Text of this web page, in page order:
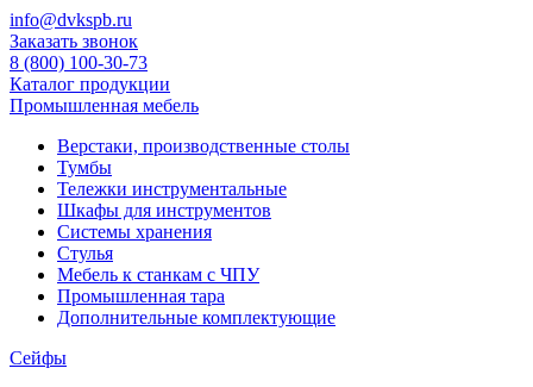
info@dvkspb.ru
Заказать звонок
8 (800) 100-30-73
Каталог продукции
Промышленная мебель
Верстаки, производственные столы
Тумбы
Тележки инструментальные
Шкафы для инструментов
Системы хранения
Стулья
Мебель к станкам с ЧПУ
Промышленная тара
Дополнительные комплектующие
Сейфы